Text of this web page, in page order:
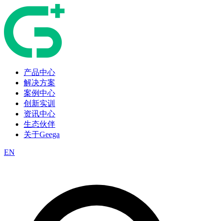
产品中心
解决方案
案例中心
创新实训
资讯中心
生态伙伴
关于Geega
EN